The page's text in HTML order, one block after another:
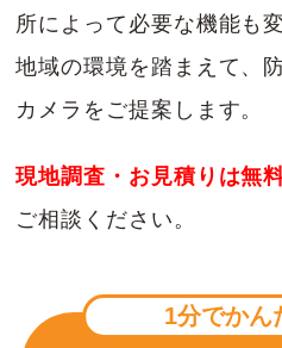
所によって必要な機能も
地域の環境を踏まえて、
カメラをご提案します。
現地調査・お見積りは無
ご相談ください。
1分でかん